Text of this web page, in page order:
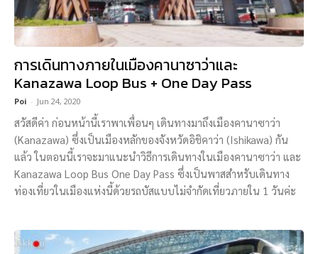
การเดินทางภายในเมืองคานาซาว่าและ
Kanazawa Loop Bus + One Day Pass
Poi - Jun 24, 2020
สวัสดีค่า ก่อนหน้านี้เราพาเพื่อนๆ เดินทางมาถึงเมืองคานาซาว่า
(Kanazawa) ซึ่งเป็นเมืองหลักของจังหวัดอิชิคาว่า (Ishikawa) กัน
แล้ว ในตอนนี้เราจะมาแนะนำวิธีการเดินทางในเมืองคานาซาว่า และ
Kanazawa Loop Bus One Day Pass ซึ่งเป็นพาสสำหรับเดินทาง
ท่องเที่ยวในเมืองแห่งนี้ด้วยรถบัสแบบไม่จำกัดเที่ยวภายใน 1 วันค่ะ